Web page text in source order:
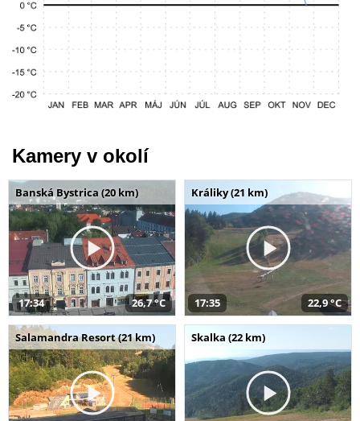
Kamery v okolí
Banská Bystrica (20 km)
17:34 26,7 °C
Králiky (21 km)
17:35 22,9 °C
Salamandra Resort (21 km) Skalka (22 km)